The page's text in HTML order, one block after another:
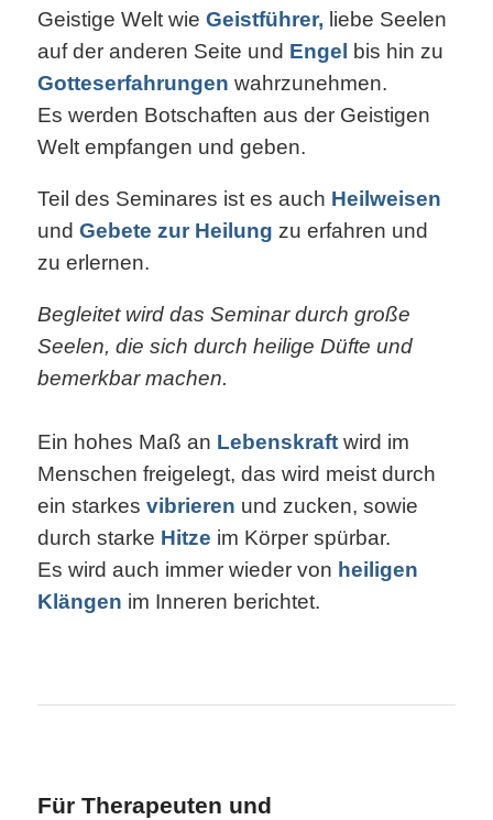
Geistige Welt wie Geistführer, liebe Seelen
auf der anderen Seite und Engel bis hin zu
Gotteserfahrungen wahrzunehmen.
Es werden Botschaften aus der Geistigen
Welt empfangen und geben.
Teil des Seminares ist es auch Heilweisen
und Gebete zur Heilung zu erfahren und
zu erlernen.
Begleitet wird das Seminar durch große
Seelen, die sich durch heilige Düfte und
bemerkbar machen.
Ein hohes Maß an Lebenskraftwird im
Menschen freigelegt, das wird meist durch
ein starkes vibrieren und zucken, sowie
durch starke Hitze im Körper spürbar.
Es wird auch immer wieder von heiligen
Klängen im Inneren berichtet.
Für Therapeuten und